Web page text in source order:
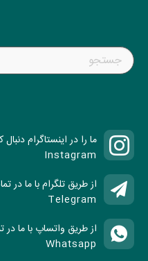
ما را در اینستاگرام دنبال
Instagram
از طریق تلگرام با ما در
Telegram
از طریق واتساپ با ما در
Whatsapp